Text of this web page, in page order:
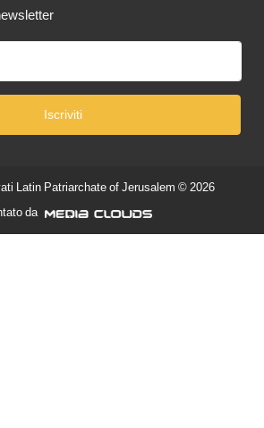
Iscriviti
Latin Patriarchate of Jerusalem© 2026
da